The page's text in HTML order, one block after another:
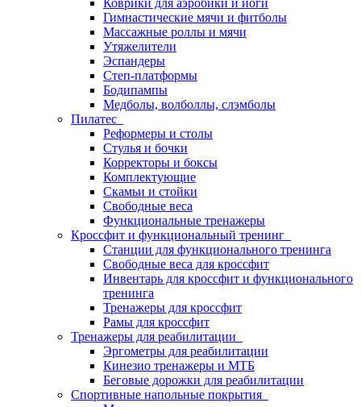
Коврики для аэробики и йоги
Гимнастические мячи и фитболы
Массажные роллы и мячи
Утяжелители
Эспандеры
Степ-платформы
Бодипампы
Медболы, волболлы, слэмболы
Пилатес
Реформеры и столы
Стулья и бочки
Корректоры и боксы
Комплектующие
Скамьи и стойки
Свободные веса
Функциональные тренажеры
Кроссфит и функциональный тренинг
Станции для функционального тренинга
Свободные веса для кроссфит
Инвентарь для кроссфит и функционального
тренинга
Тренажеры для кроссфит
Рамы для кроссфит
Тренажеры для реабилитации
Эргометры для реабилитации
Кинезио тренажеры и МТБ
Беговые дорожки для реабилитации
Спортивные напольные покрытия